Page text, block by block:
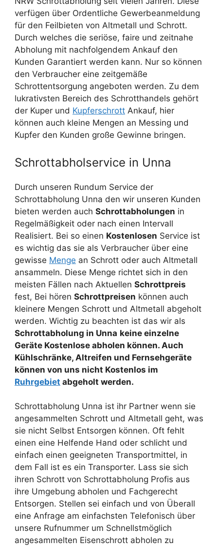
verfügen über Ordentliche Gewerbeanmeldung
für den Feilbieten von Altmetall und Schrott.
Durch welches die seriöse, faire und zeitnahe
Abholung mit nachfolgendem Ankauf den
Kunden Garantiert werden kann. Nur so können
den Verbraucher eine zeitgemäße
Schrottentsorgung angeboten werden. Zu dem
lukrativsten Bereich des Schrotthandels gehört
der Kuper und Kupferschrott Ankauf, hier
können auch kleine Mengen an Messing und
Kupfer den Kunden große Gewinne bringen.
Schrottabholservice in Unna
Durch unseren Rundum Service der
Schrottabholung Unna den wir unseren Kunden
bieten werden auch Schrottabholungen in
Regelmäßigkeit oder nach einen Intervall
Realisiert. Bei so einen Kostenlosen Service ist
es wichtig das sie als Verbraucher über eine
gewisse Menge an Schrott oder auch Altmetall
ansammeln. Diese Menge richtet sich in den
meisten Fällen nach Aktuellen Schrottpreis
fest, Bei hören Schrottpreisen können auch
kleinere Mengen Schrott und Altmetall abgeholt
werden. Wichtig zu beachten ist das wir als
Schrottabholung in Unna keine einzelne
Geräte Kostenlose abholen können. Auch
Kühlschränke, Altreifen und Fernsehgeräte
können von uns nicht Kostenlos im
Ruhrgebiet abgeholt werden.
Schrottabholung Unna ist ihr Partner wenn sie
angesammelten Schrott und Altmetall geht, was
sie nicht Selbst Entsorgen können. Oft fehlt
einen eine Helfende Hand oder schlicht und
einfach einen geeigneten Transportmittel, in
dem Fall ist es ein Transporter. Lass sie sich
ihren Schrott von Schrottabholung Profis aus
ihre Umgebung abholen und Fachgerecht
Entsorgen. Stellen sei einfach und von Überall
eine Anfrage am einfachsten Telefonisch über
unsere Rufnummer um Schnellstmöglich
angesammelten Eisenschrott abholen zu